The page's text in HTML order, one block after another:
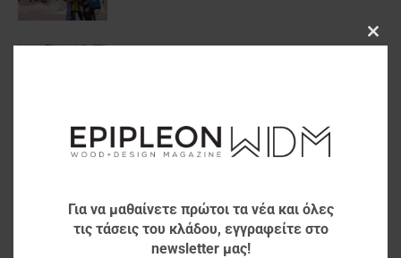
AKRITAS Cocktail Reception 2025
ALFA WOOD GROUP |
Επαναλειτουργία εργοστασίου στην
Για να μαθαίνετε πρώτοι τα νέα και όλες
τις τάσεις του κλάδου, εγγραφείτε στο
newsletter μας!